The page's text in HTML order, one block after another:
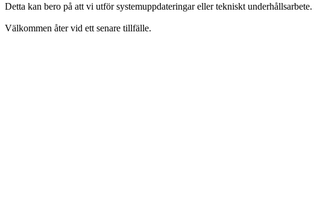
Detta kan bero på att vi utför systemuppdateringar eller tekniskt
Välkommen åter vid ett senare tillfälle.